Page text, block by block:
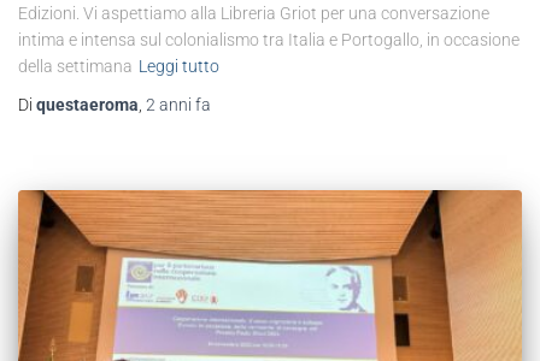
Edizioni. Vi aspettiamo alla Libreria Griot per una conversazione
intima e intensa sul colonialismo tra Italia e Portogallo, in occasione
della settimana Leggi tutto
Di questaeroma 2 anni fa